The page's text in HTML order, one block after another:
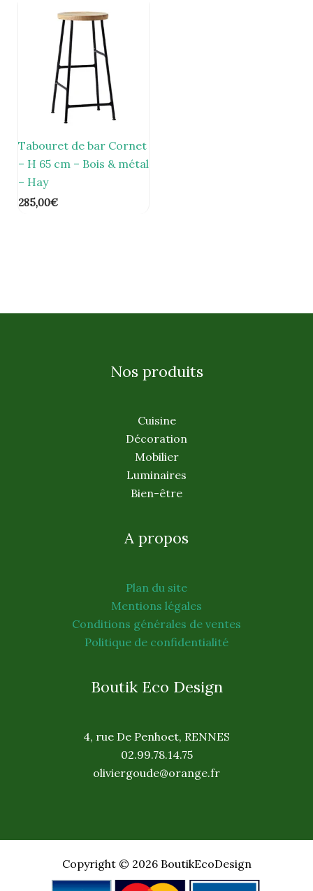
Tabouret de bar Cornet
– H 65 cm – Bois & métal
– Hay
285,00€
Nos produits
Cuisine
Décoration
Mobilier
Luminaires
Bien-être
A propos
Plan du site
Mentions légales
Conditions générales de ventes
Politique de confidentialité
Boutik Eco Design
4, rue De Penhoet, RENNES
02.99.78.14.75
oliviergoude@orange.fr
Copyright © 2026 BoutikEcoDesign